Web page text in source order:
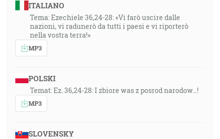
ITALIANO
Tema: Ezechiele 36,24-28: «Vi farò uscire dalle
nazioni, vi radunerò da tutti i paesi e vi riporterò
nella vostra terra!»
MP3
POLSKI
Temat: Ez. 36,24-28: I zbiore was z posrod narodow...!
MP3
SLOVENSKY